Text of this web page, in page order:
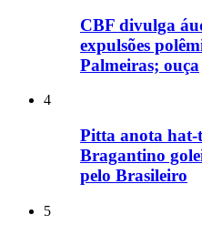
CBF divulga
expulsões
Palmeiras; ouça
4
Pitta anota
Bragantino
pelo Brasileiro
5